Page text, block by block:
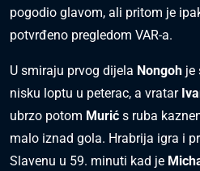
pogodio glavom, ali pritom je
potvrđeno pregledom VAR-a.
U smiraju prvog dijela Nongoh je
nisku loptu u peterac, a vratar
ubrzo potom Murić s ruba
malo iznad gola. Hrabrija igra i
Slavenu u 59. minuti kad je